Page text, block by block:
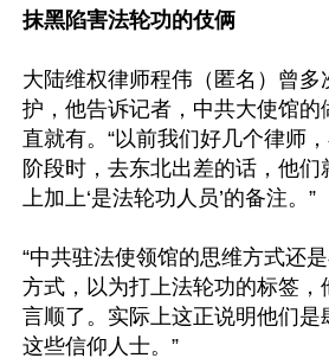
抹黑陷害法轮功的伎俩
大陆维权律师程伟（匿名）曾多
护，他告诉记者，中共大使馆的
直就有。“以前我们好几个律师
阶段时，去东北出差的话，他
上加上‘是法轮功人员’的备注。”
“中共驻法使领馆的思维方式还
方式，以为打上法轮功的标签，
言顺了。实际上这正说明他们是
这些信仰人士。”